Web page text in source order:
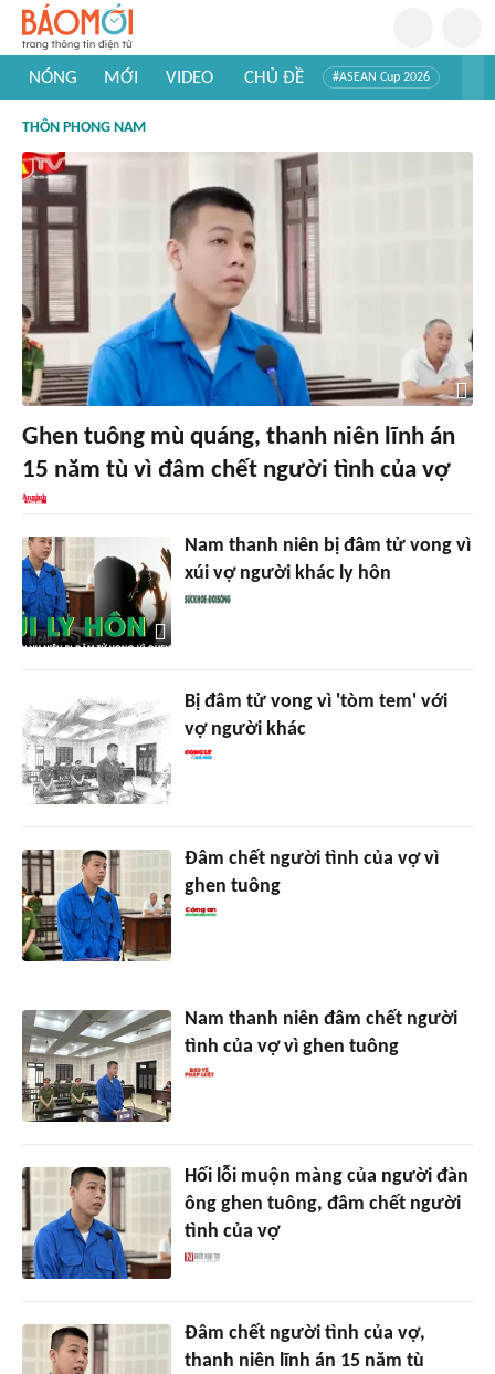
NÓNG MỚI VIDEO CHỦ ĐỀ #ASEAN Cup 2026
#Khám phá thế giới
THÔN PHONG NAM
Ghen tuông mù quáng, thanh niên lĩnh án
15 năm tù vì đâm chết người tình của vợ
Nam thanh niên bị đâm tử vong vì
xúi vợ người khác ly hôn
Bị đâm tử vong vì 'tòm tem' với
vợ người khác
Đâm chết người tình của vợ vì
ghen tuông
Nam thanh niên đâm chết người
tình của vợ vì ghen tuông
Hối lỗi muộn màng của người đàn
ông ghen tuông, đâm chết người
tình của vợ
Đâm chết người tình của vợ,
thanh niên lĩnh án 15 năm tù